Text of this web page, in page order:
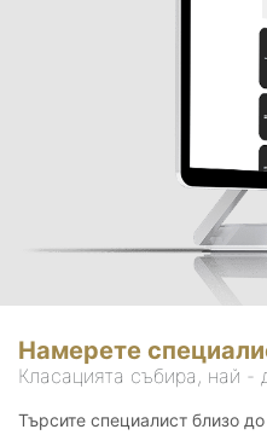
Намерете
Класацията събира, най -
Търсите специалист близо